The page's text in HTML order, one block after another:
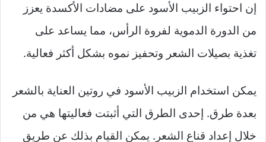
إن احتواء الزبيب الأسود على مضادات الأكسدة يعزز
من الدورة الدموية لفروة الرأس، مما يساعد على
تغذية بصيلات الشعر وتحفيز نموه بشكل أكثر فعالية.
يمكن استخدام الزبيب الأسود في روتين العناية بالشعر
بعدة طرق. إحدى الطرق التي أثبتت فعاليتها هي من
خلال إعداد قناع الشعر. يمكن القيام بذلك عن طريق